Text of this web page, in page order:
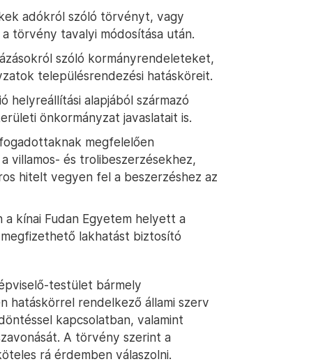
adókról szóló törvényt, vagy
törvény tavalyi módosítása után.
szóló kormányrendeleteket,
településrendezési hatásköreit.
helyreállítási alapjából származó
önkormányzat javaslatait is.
megfelelően
villamos- és trolibeszerzésekhez,
hitelt vegyen fel a beszerzéshez az
kínai Fudan Egyetem helyett a
lakhatást biztosító
testület bármely
hatáskörrel rendelkező állami szerv
kapcsolatban, valamint
A törvény szerint a
rá érdemben válaszolni.